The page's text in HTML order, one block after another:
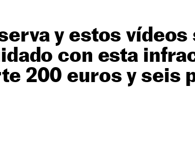
y estos vídeos
con esta
200 euros y seis